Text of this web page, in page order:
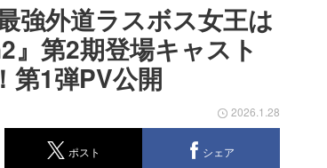
強外道ラスボス女王は
第2期登場キャスト
第1弾PV公開
2026.1.28
ポスト シェア